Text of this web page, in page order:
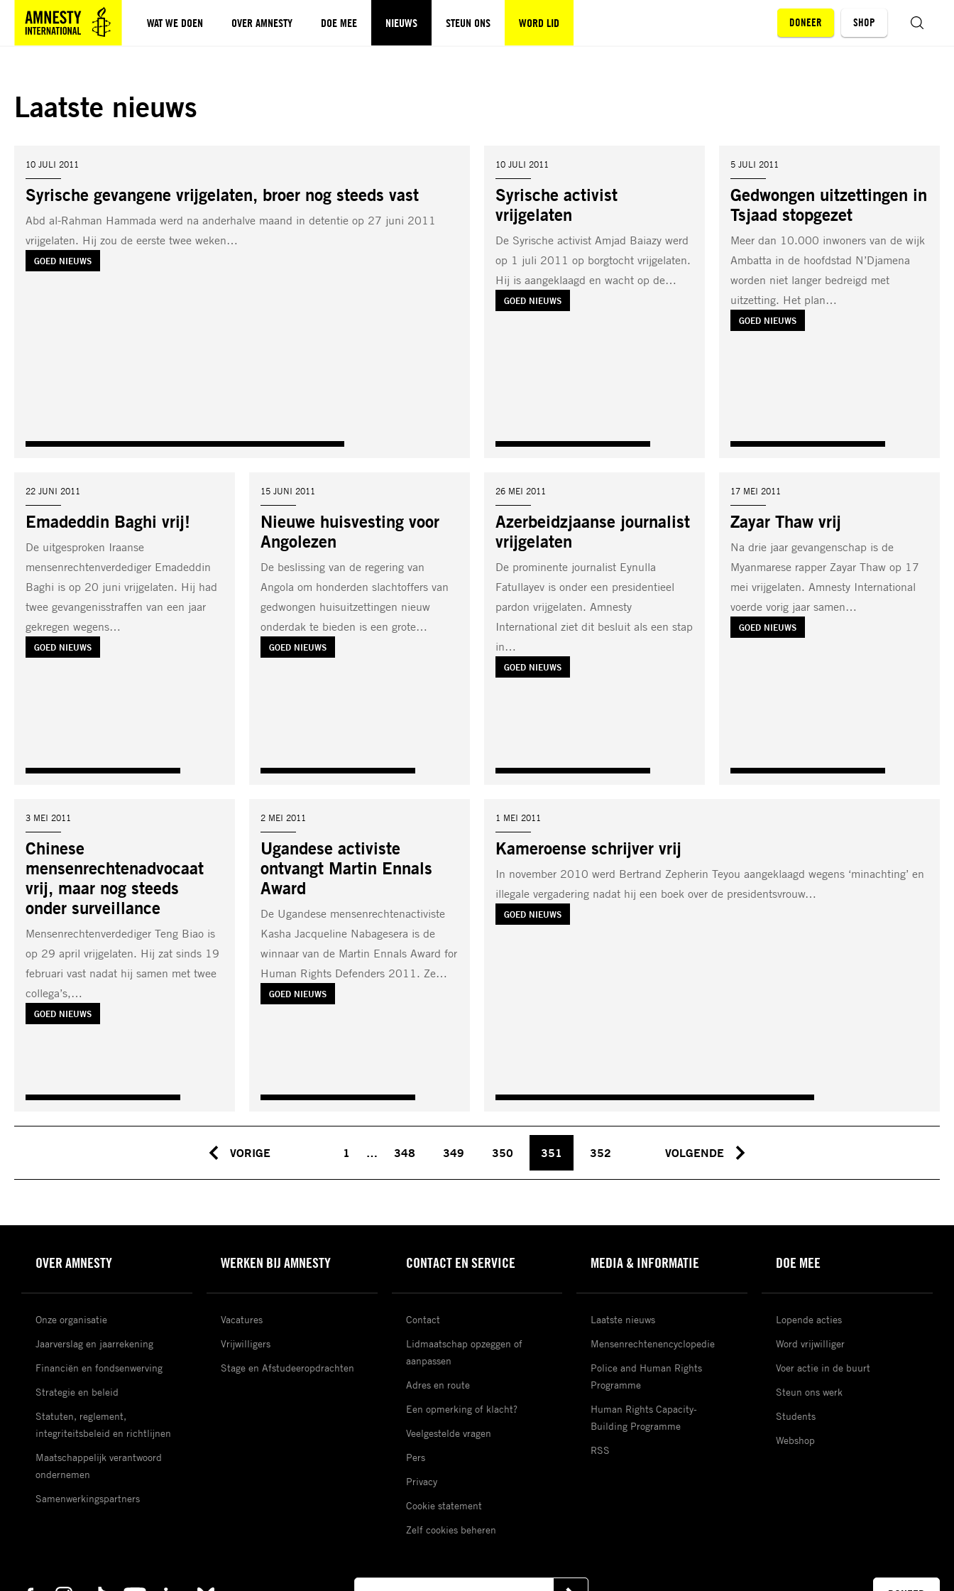
Sla navigatie over
WAT WE DOEN OVER AMNESTY DOE MEE NIEUWS STEUN ONS WORD LID DONEER SHOP
Laatste nieuws
Syrische gevangene vrijgelaten, broer nog steeds vast
TAG:
GOED NIEUWS
DATUM:
10 JULI 2011
Abd al-Rahman Hammada werd na anderhalve maand in detentie op 27 juni 2011
vrijgelaten. Hij zou de eerste twee weken…
Syrische activist
vrijgelaten
TAG:
GOED NIEUWS
DATUM:
10 JULI 2011
De Syrische activist Amjad Baiazy werd
op 1 juli 2011 op borgtocht vrijgelaten.
Hij is aangeklaagd en wacht op de…
Gedwongen uitzettingen in
Tsjaad stopgezet
TAG:
GOED NIEUWS
DATUM:
5 JULI 2011
Meer dan 10.000 inwoners van de wijk
Ambatta in de hoofdstad N’Djamena
worden niet langer bedreigd met
uitzetting. Het plan…
Emadeddin Baghi vrij!
TAG:
GOED NIEUWS
DATUM:
22 JUNI 2011
De uitgesproken Iraanse
mensenrechtenverdediger Emadeddin
Baghi is op 20 juni vrijgelaten. Hij had
twee gevangenisstraffen van een jaar
gekregen wegens…
Nieuwe huisvesting voor
Angolezen
TAG:
GOED NIEUWS
DATUM:
15 JUNI 2011
De beslissing van de regering van
Angola om honderden slachtoffers van
gedwongen huisuitzettingen nieuw
onderdak te bieden is een grote…
Azerbeidzjaanse journalist
vrijgelaten
TAG:
GOED NIEUWS
DATUM:
26 MEI 2011
De prominente journalist Eynulla
Fatullayev is onder een presidentieel
pardon vrijgelaten. Amnesty
International ziet dit besluit als een stap
in…
Zayar Thaw vrij
TAG:
GOED NIEUWS
DATUM:
17 MEI 2011
Na drie jaar gevangenschap is de
Myanmarese rapper Zayar Thaw op 17
mei vrijgelaten. Amnesty International
voerde vorig jaar samen…
Chinese
mensenrechtenadvocaat
vrij, maar nog steeds
onder surveillance
TAG:
GOED NIEUWS
DATUM:
3 MEI 2011
Mensenrechtenverdediger Teng Biao is
op 29 april vrijgelaten. Hij zat sinds 19
februari vast nadat hij samen met twee
collega’s,…
Ugandese activiste
ontvangt Martin Ennals
Award
TAG:
GOED NIEUWS
DATUM:
2 MEI 2011
De Ugandese mensenrechtenactiviste
Kasha Jacqueline Nabagesera is de
winnaar van de Martin Ennals Award for
Human Rights Defenders 2011. Ze…
Kameroense schrijver vrij
TAG:
GOED NIEUWS
DATUM:
1 MEI 2011
In november 2010 werd Bertrand Zepherin Teyou aangeklaagd wegens ‘minachting’ en
illegale vergadering nadat hij een boek over de presidentsvrouw…
VORIGE 1 … 348 349 350 351 352 VOLGENDE
OVER AMNESTY
Onze organisatie
Jaarverslag en jaarrekening
Financiën en fondsenwerving
Strategie en beleid
Statuten, reglement,
integriteitsbeleid en richtlijnen
Maatschappelijk verantwoord
ondernemen
Samenwerkingspartners
WERKEN BIJ AMNESTY
Vacatures
Vrijwilligers
Stage en Afstudeeropdrachten
CONTACT EN SERVICE
Contact
Lidmaatschap opzeggen of
aanpassen
Adres en route
Een opmerking of klacht?
Veelgestelde vragen
Pers
Privacy
Cookie statement
Zelf cookies beheren
MEDIA & INFORMATIE
Laatste nieuws
Mensenrechtenencyclopedie
Police and Human Rights
Programme
Human Rights Capacity-
Building Programme
RSS
DOE MEE
Lopende acties
Word vrijwilliger
Voer actie in de buurt
Steun ons werk
Students
Webshop